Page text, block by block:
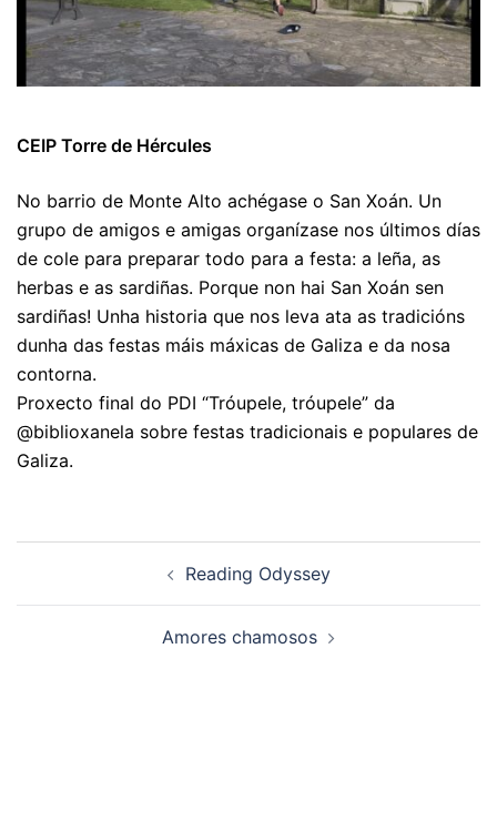
CEIP Torre de Hércules
No barrio de Monte Alto achégase o San Xoán. Un
grupo de amigos e amigas organízase nos últimos días
de cole para preparar todo para a festa: a leña, as
herbas e as sardiñas. Porque non hai San Xoán sen
sardiñas! Unha historia que nos leva ata as tradicións
dunha das festas máis máxicas de Galiza e da nosa
contorna.
Proxecto final do PDI “Tróupele, tróupele” da
@biblioxanela sobre festas tradicionais e populares de
Galiza.
Reading Odyssey
Amores chamosos